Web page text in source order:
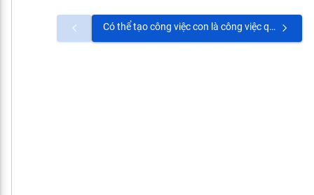
Có thể tạo công việc con là công việc quy trình khi công việc cha tính theo tỷ trọng công việc con được không?